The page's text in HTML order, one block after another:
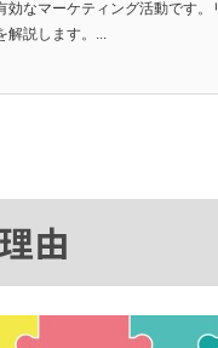
なマーケティング活動です。
説します。...
由